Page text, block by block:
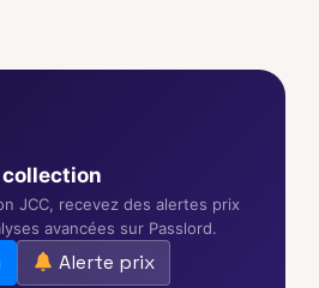
JCC, recevez des alertes prix
avancées sur Passlord.
Alerte prix